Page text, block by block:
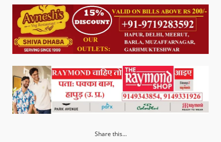
Share this...